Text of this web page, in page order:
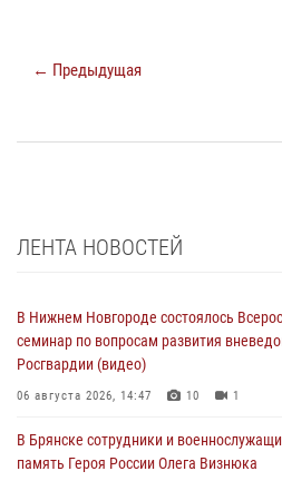
← Предыдущая
ЛЕНТА НОВОСТЕЙ
В Нижнем Новгороде состоялось
семинар по вопросам развития
Росгвардии (видео)
06 августа 2026, 14:47 10 1
В Брянске сотрудники и
память Героя России Олега Визнюка